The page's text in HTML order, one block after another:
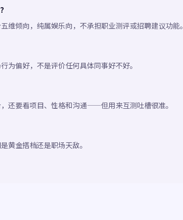
维倾向，纯属娱乐向，不承担职业测评或招聘建议功能。
为偏好，不是评价任何具体同事好不好。
还要看项目、性格和沟通——但用来互测吐槽很准。
黄金搭档还是职场天敌。